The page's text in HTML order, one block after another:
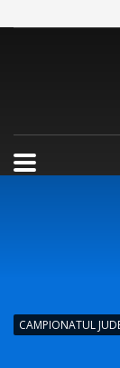
CAMPIONATUL